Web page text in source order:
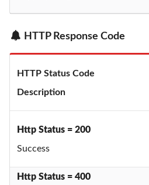
HTTP Response Code
HTTP Status Code
Description
Http Status = 200
Success
Http Status = 400